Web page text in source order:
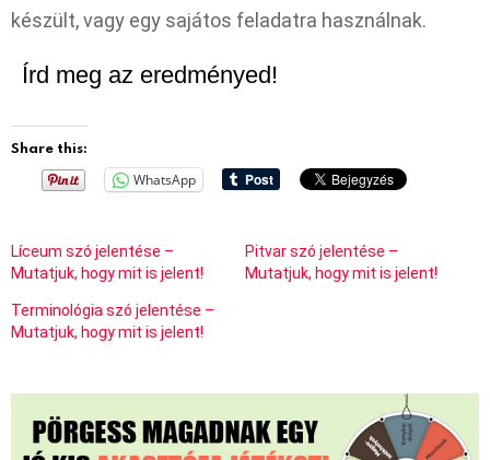
készült, vagy egy sajátos feladatra használnak.
Írd meg az eredményed!
Share this:
WhatsApp
Líceum szó jelentése –
Mutatjuk, hogy mit is jelent!
Pitvar szó jelentése –
Mutatjuk, hogy mit is jelent!
Terminológia szó jelentése –
Mutatjuk, hogy mit is jelent!